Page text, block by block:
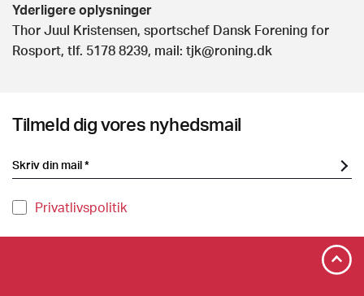
Yderligere oplysninger
Thor Juul Kristensen, sportschef Dansk Forening for
Rosport, tlf. 5178 8239, mail: tjk@roning.dk
Tilmeld dig vores nyhedsmail
Privatlivspolitik